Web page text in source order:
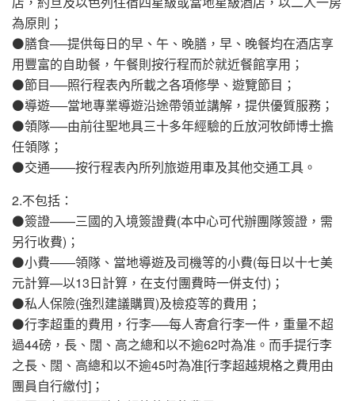
為原則；
⚫膳食──提供每日的早、午、晚膳，早、晚餐均在酒店享
用豐富的自助餐，午餐則按行程而於就近餐館享用；
⚫節目──照行程表內所載之各項修學、遊覽節目；
⚫導遊──當地專業導遊沿途帶領並講解，提供優質服務；
⚫領隊──由前往聖地具三十多年經驗的丘放河牧師博士擔
任領隊；
⚫交通——按行程表內所列旅遊用車及其他交通工具。
2.不包括：
⚫簽證——三國的入境簽證費(本中心可代辦團隊簽證，需
另行收費)；
⚫小費——領隊、當地導遊及司機等的小費(每日以十七美
元計算—以13日計算，在支付團費時一併支付)；
⚫私人保險(強烈建議購買)及檢疫等的費用；
⚫行李超重的費用，行李──每人寄倉行李一件，重量不超
過44磅，長、闊、高之總和以不逾62吋為准。而手提行李
之長、闊、高總和以不逾45吋為准[行李超越規格之費用由
團員自行繳付]；